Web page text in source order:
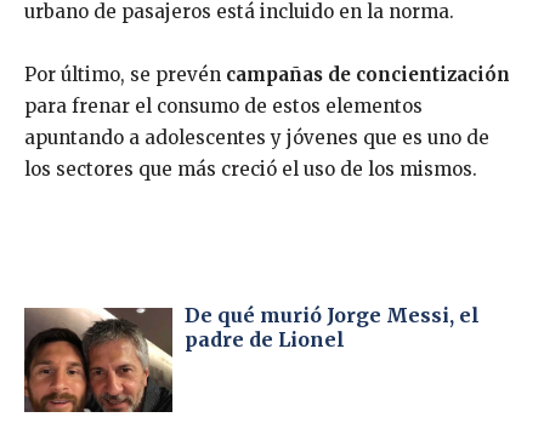
urbano de pasajeros está incluido en la norma.
Por último, se prevén campañas de concientización
para frenar el consumo de estos elementos
apuntando a adolescentes y jóvenes que es uno de
los sectores que más creció el uso de los mismos.
De qué murió Jorge Messi, el
padre de Lionel